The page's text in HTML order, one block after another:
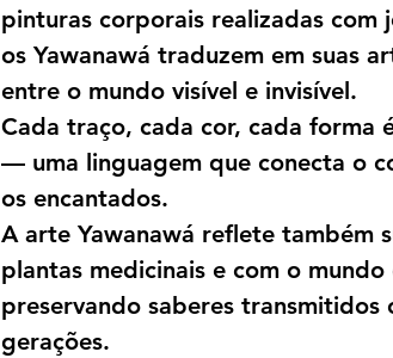
pinturas corporais realizadas com
os Yawanawá traduzem em suas
entre o mundo visível e invisível.
Cada traço, cada cor, cada forma
— uma linguagem que conecta o
os encantados.
A arte Yawanawá reflete também
plantas medicinais e com o
preservando saberes transmitidos
gerações.